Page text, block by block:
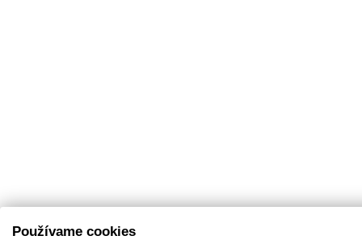
Používame cookies